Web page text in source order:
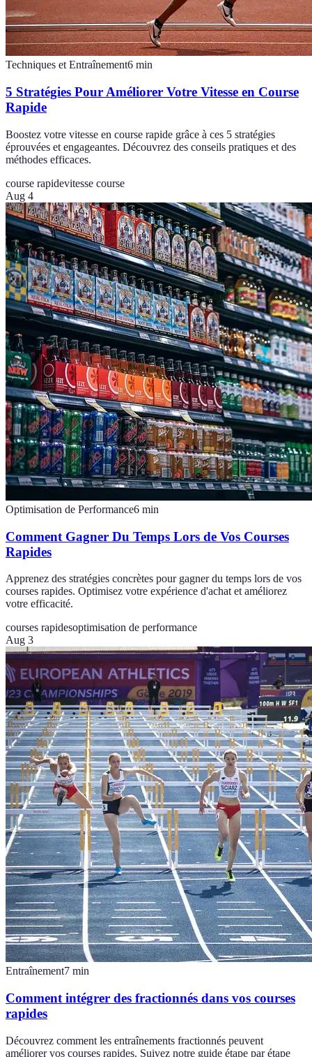
Techniques et Entraînement6 min
5 Stratégies Pour Améliorer Votre Vitesse en Course
Rapide
Boostez votre vitesse en course rapide grâce à ces 5 stratégies
éprouvées et engageantes. Découvrez des conseils pratiques et des
méthodes efficaces.
course rapidevitesse course
Aug 4
Optimisation de Performance6 min
Comment Gagner Du Temps Lors de Vos Courses
Rapides
Apprenez des stratégies concrètes pour gagner du temps lors de vos
courses rapides. Optimisez votre expérience d'achat et améliorez
votre efficacité.
courses rapidesoptimisation de performance
Aug 3
Entraînement7 min
Comment intégrer des fractionnés dans vos courses
rapides
Découvrez comment les entraînements fractionnés peuvent
améliorer vos courses rapides. Suivez notre guide étape par étape